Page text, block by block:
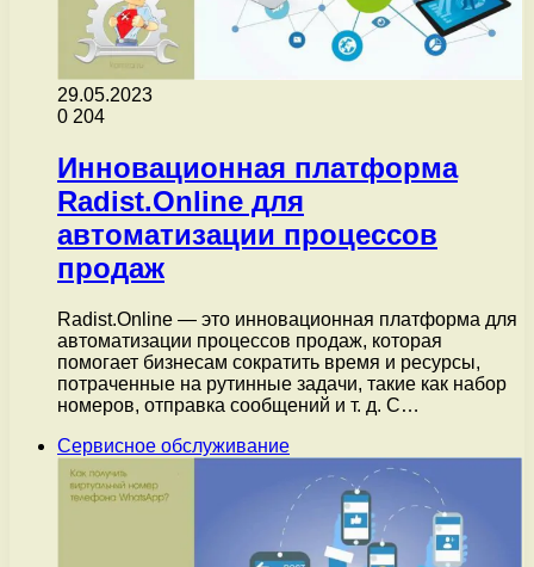
29.05.2023
0 204
Инновационная платформа
Radist.Online для
автоматизации процессов
продаж
Radist.Online — это инновационная платформа для
автоматизации процессов продаж, которая
помогает бизнесам сократить время и ресурсы,
потраченные на рутинные задачи, такие как набор
номеров, отправка сообщений и т. д. C…
Сервисное обслуживание